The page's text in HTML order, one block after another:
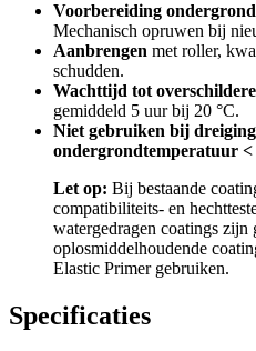
Voorbereiding ondergrond
Mechanisch opruwen bij
Aanbrengen met roller,
schudden.
Wachttijd tot
gemiddeld 5 uur bij 20 °C.
Niet gebruiken bij
ondergrondtemperatuur <
Let op: Bij bestaande
compatibiliteits- en
watergedragen coatings zijn
oplosmiddelhoudende
Elastic Primer gebruiken.
Specificaties